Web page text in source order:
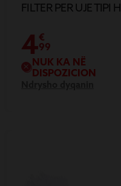
FILTER PER UJE TIPI H
4€
99
NUK KA NË
DISPOZICION